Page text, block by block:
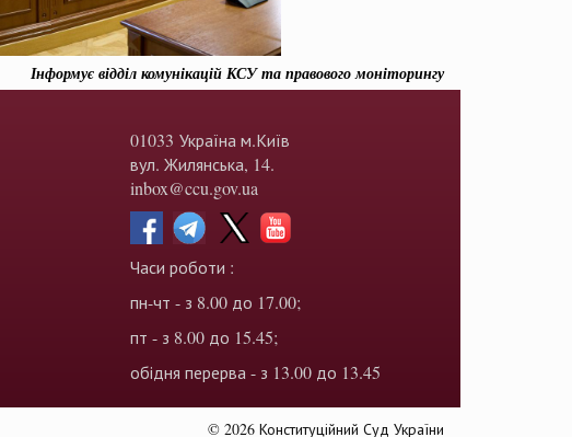
Інформує відділ комунікацій КСУ та правового моніторингу
01033 Україна м.Київ
вул. Жилянська, 14.
inbox@ccu.gov.ua
Часи роботи :
пн-чт - з 8.00 до 17.00;
пт - з 8.00 до 15.45;
обідня перерва - з 13.00 до 13.45
© 2026 Конституційний Суд України